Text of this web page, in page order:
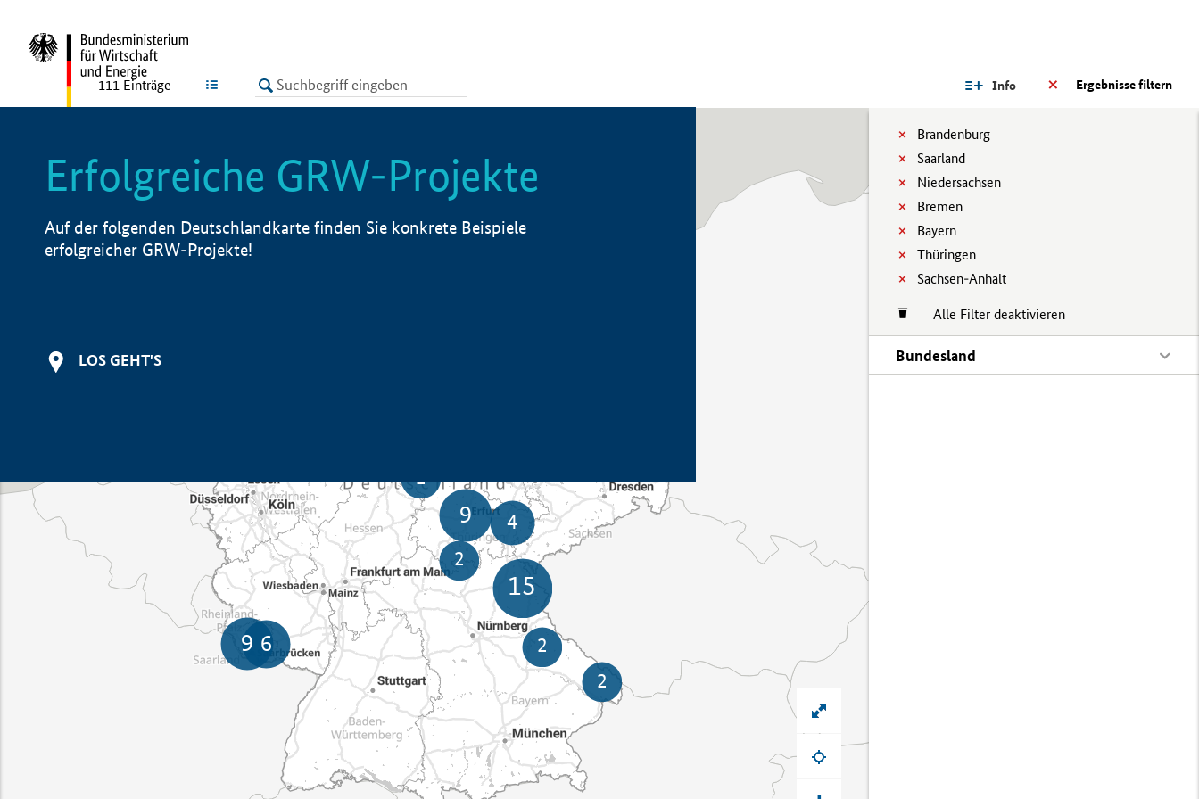
LISTE Ergebnisse filtern
Info
Brandenburg
Saarland
Niedersachsen
Bremen
Bayern
Thüringen
Sachsen-Anhalt
Alle Filter deaktivieren
Bundesland
111 Einträge
Erfolgreiche GRW-Projekte
Auf der folgenden Deutschlandkarte finden Sie konkrete Beispiele
erfolgreicher GRW-Projekte!
LOS GEHT'S